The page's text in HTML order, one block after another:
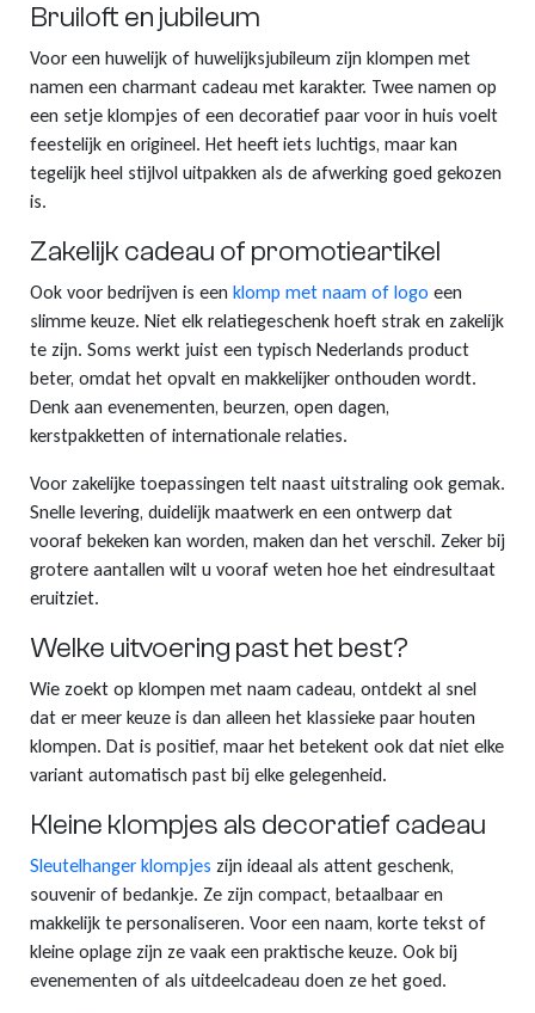
Bruiloft en jubileum
Voor een huwelijk of huwelijksjubileum zijn klompen met
namen een charmant cadeau met karakter. Twee namen op
een setje klompjes of een decoratief paar voor in huis voelt
feestelijk en origineel. Het heeft iets luchtigs, maar kan
tegelijk heel stijlvol uitpakken als de afwerking goed gekozen
is.
Zakelijk cadeau of promotieartikel
Ook voor bedrijven is een klomp met naam of logo een
slimme keuze. Niet elk relatiegeschenk hoeft strak en zakelijk
te zijn. Soms werkt juist een typisch Nederlands product
beter, omdat het opvalt en makkelijker onthouden wordt.
Denk aan evenementen, beurzen, open dagen,
kerstpakketten of internationale relaties.
Voor zakelijke toepassingen telt naast uitstraling ook gemak.
Snelle levering, duidelijk maatwerk en een ontwerp dat
vooraf bekeken kan worden, maken dan het verschil. Zeker bij
grotere aantallen wilt u vooraf weten hoe het eindresultaat
eruitziet.
Welke uitvoering past het best?
Wie zoekt op klompen met naam cadeau, ontdekt al snel
dat er meer keuze is dan alleen het klassieke paar houten
klompen. Dat is positief, maar het betekent ook dat niet elke
variant automatisch past bij elke gelegenheid.
Kleine klompjes als decoratief cadeau
Sleutelhanger klompjes zijn ideaal als attent geschenk,
souvenir of bedankje. Ze zijn compact, betaalbaar en
makkelijk te personaliseren. Voor een naam, korte tekst of
kleine oplage zijn ze vaak een praktische keuze. Ook bij
evenementen of als uitdeelcadeau doen ze het goed.